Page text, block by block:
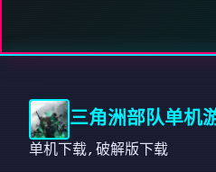
三角洲部队单机
单机下载,破解版下载